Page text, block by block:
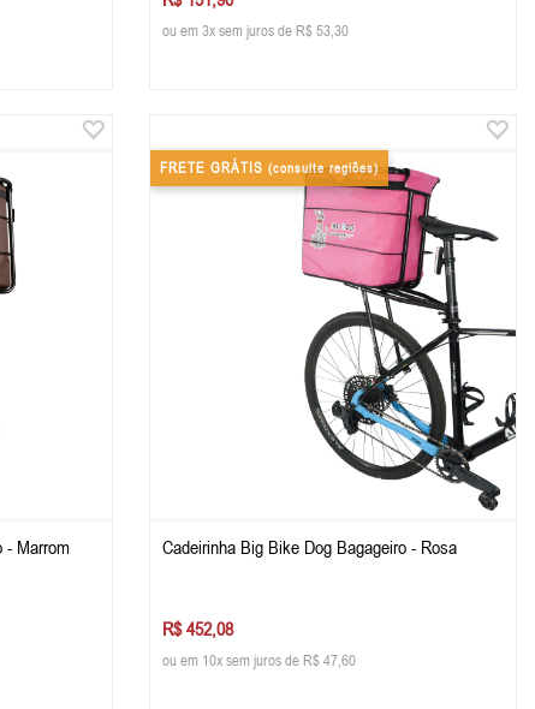
ou em 3x sem juros de R$ 53,30
- Marrom
FRETE GRÁTIS (consulte regiões)
Cadeirinha Big Bike Dog Bagageiro - Rosa
R$ 452,08
ou em 10x sem juros de R$ 47,60